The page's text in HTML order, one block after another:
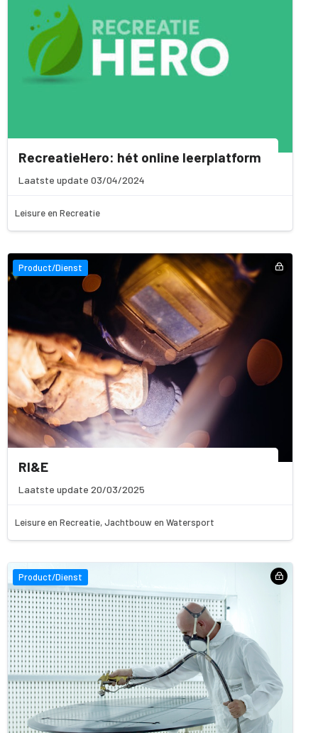
RecreatieHero: hét online leerplatform
Laatste update 03/04/2024
Leisure en Recreatie
Product/Dienst
RI&E
Laatste update 20/03/2025
Leisure en Recreatie, Jachtbouw en Watersport
Product/Dienst